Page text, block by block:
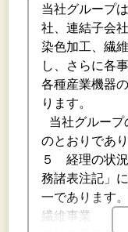
当社グループ
社、連結子会
染色加工、繊
し、さらに各
各種産業機器
ります。
当社グルー
のとおりであ
５ 経理の状
務諸表注記」
一であります。
繊維事業